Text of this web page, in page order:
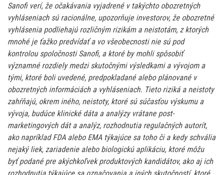
Sanofi verí, že očakávania vyjadrené v takýchto obozretných
vyhláseniach sú racionálne, upozorňuje investorov, že obozretné
vyhlásenia podliehajú rozličným rizikám a neistotám, z ktorých
mnohé je ťažko predvídať a vo všeobecnosti nie sú pod
kontrolou spoločnosti Sanofi, a ktoré by mohli spôsobiť
významné rozdiely medzi skutočnými výsledkami a vývojom a
tými, ktoré boli uvedené, predpokladané alebo plánované v
obozretných informáciách a vyhláseniach. Tieto riziká a neistoty
zahŕňajú, okrem iného, neistoty, ktoré sú súčasťou výskumu a
vývoja, budúce klinické dáta a analýzy vrátane post-
marketingových dát a analýz, rozhodnutia regulačných autorít,
ako napríklad FDA alebo EMA týkajúce sa toho či a kedy schvália
nejaký liek, zariadenie alebo biologickú aplikáciu, ktoré môžu
byť podané pre akýchkoľvek produktových kandidátov, ako aj ich